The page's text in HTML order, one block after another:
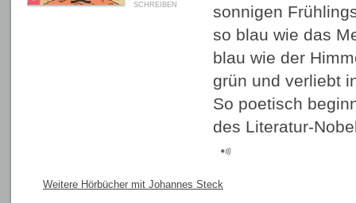
SCHREIBEN
sonnigen
so blau wie das
blau wie der
grün und verliebt
So poetisch
des Literatur-
Weitere Hörbücher mit Johannes Steck